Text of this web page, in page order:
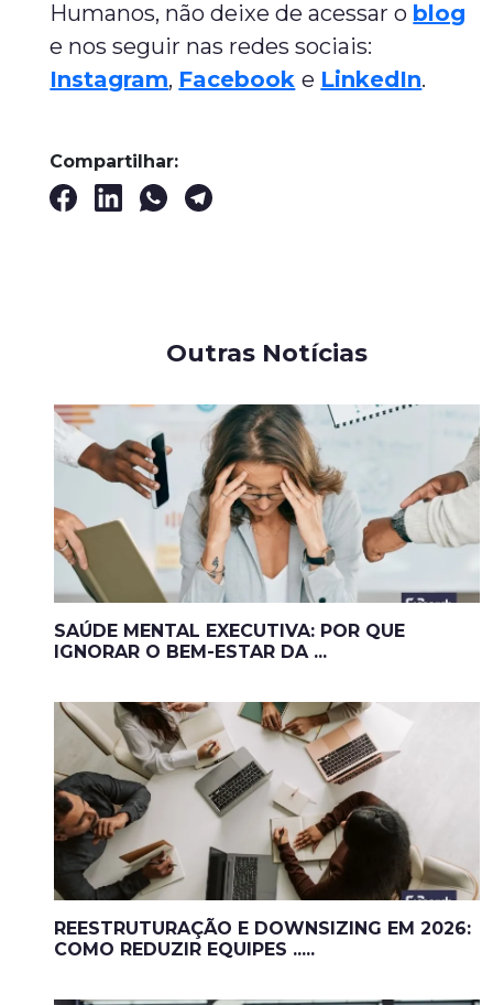
Humanos, não deixe de acessar o blog
e nos seguir nas redes sociais:
Instagram, Facebook e LinkedIn.
Compartilhar:
Outras Notícias
SAÚDE MENTAL EXECUTIVA: POR QUE
IGNORAR O BEM-ESTAR DA ...
REESTRUTURAÇÃO E DOWNSIZING EM 2026:
COMO REDUZIR EQUIPES .....